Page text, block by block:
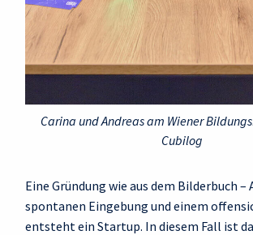
Carina und Andreas am Wiener
Cubilog
Eine Gründung wie aus dem Bilderbuch –
spontanen Eingebung und einem
entsteht ein Startup. In diesem Fall ist